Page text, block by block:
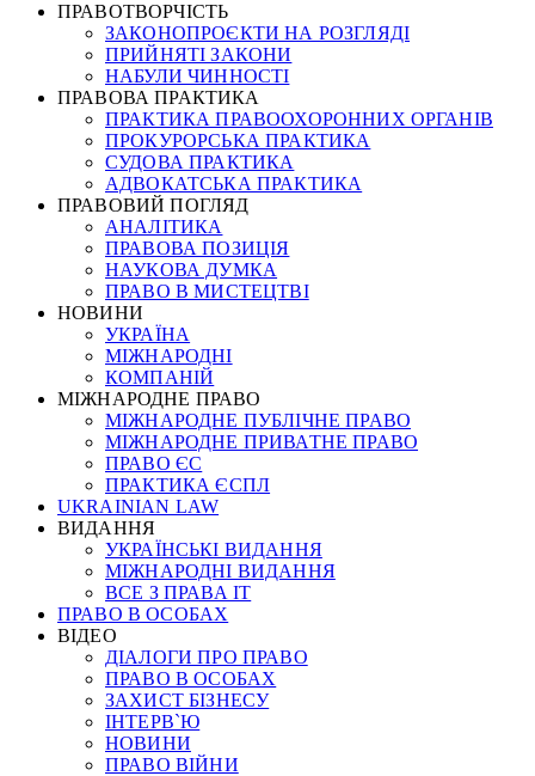
ПРАВОТВОРЧІСТЬ
ЗАКОНОПРОЄКТИ НА РОЗГЛЯДІ
ПРИЙНЯТІ ЗАКОНИ
НАБУЛИ ЧИННОСТІ
ПРАВОВА ПРАКТИКА
ПРАКТИКА ПРАВООХОРОННИХ ОРГАНІВ
ПРОКУРОРСЬКА ПРАКТИКА
СУДОВА ПРАКТИКА
АДВОКАТСЬКА ПРАКТИКА
ПРАВОВИЙ ПОГЛЯД
АНАЛІТИКА
ПРАВОВА ПОЗИЦІЯ
НАУКОВА ДУМКА
ПРАВО В МИСТЕЦТВІ
НОВИНИ
УКРАЇНА
МІЖНАРОДНІ
КОМПАНІЙ
МІЖНАРОДНЕ ПРАВО
МІЖНАРОДНЕ ПУБЛІЧНЕ ПРАВО
МІЖНАРОДНЕ ПРИВАТНЕ ПРАВО
ПРАВО ЄС
ПРАКТИКА ЄСПЛ
UKRAINIAN LAW
ВИДАННЯ
УКРАЇНСЬКІ ВИДАННЯ
МІЖНАРОДНІ ВИДАННЯ
ВСЕ З ПРАВА ІТ
ПРАВО В ОСОБАХ
ВІДЕО
ДІАЛОГИ ПРО ПРАВО
ПРАВО В ОСОБАХ
ЗАХИСТ БІЗНЕСУ
ІНТЕРВ`Ю
НОВИНИ
ПРАВО ВІЙНИ